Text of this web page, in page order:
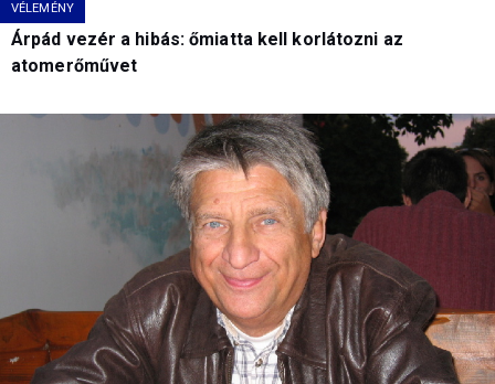
VÉLEMÉNY
Árpád vezér a hibás: őmiatta kell korlátozni az
atomerőművet